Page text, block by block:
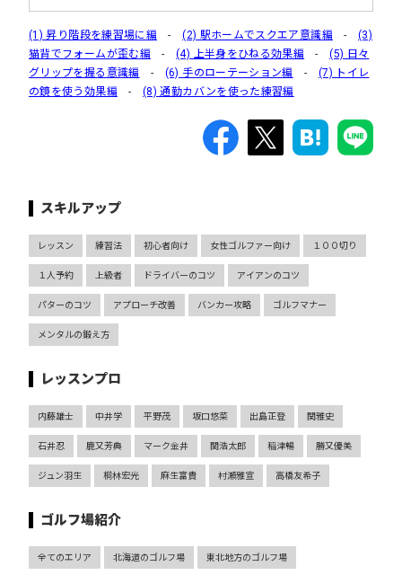
(1) 昇り階段を練習場に編 -(2) 駅ホームでスクエア意識編 - (3)
猫背でフォームが歪む編 -(4) 上半身をひねる効果編 -(5) 日々
グリップを握る意識編
- (6) 手のローテーション編 - (7) トイレ
の鏡を使う効果編 - (8) 通勤カバンを使った練習編
スキルアップ
レッスン 練習法 初心者向け 女性ゴルファー向け １００切り
１人予約 上級者 ドライバーのコツ アイアンのコツ
パターのコツ アプローチ改善 バンカー攻略 ゴルフマナー
メンタルの鍛え方
レッスンプロ
内藤雄士 中井学 平野茂 坂口悠菜 出島正登 関雅史
石井忍 鹿又芳典 マーク金井 関浩太郎 稲津暢 勝又優美
ジュン羽生 桐林宏光 麻生富貴 村瀬雅宣 高橋友希子
ゴルフ場紹介
全てのエリア 北海道のゴルフ場 東北地方のゴルフ場